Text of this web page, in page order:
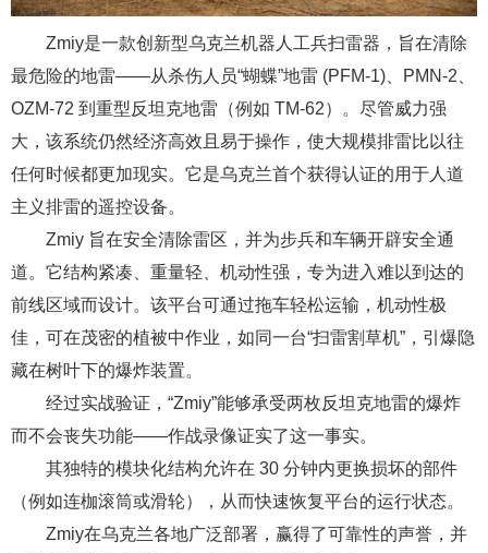
Zmiy是一款创新型乌克兰机器人工兵扫雷器，旨在清除
最危险的地雷——从杀伤人员“蝴蝶”地雷 (PFM-1)、PMN-2、
OZM-72 到重型反坦克地雷（例如 TM-62）。尽管威力强
大，该系统仍然经济高效且易于操作，使大规模排雷比以往
任何时候都更加现实。它是乌克兰首个获得认证的用于人道
主义排雷的遥控设备。
Zmiy 旨在安全清除雷区，并为步兵和车辆开辟安全通
道。它结构紧凑、重量轻、机动性强，专为进入难以到达的
前线区域而设计。该平台可通过拖车轻松运输，机动性极
佳，可在茂密的植被中作业，如同一台“扫雷割草机”，引爆隐
藏在树叶下的爆炸装置。
经过实战验证，“Zmiy”能够承受两枚反坦克地雷的爆炸
而不会丧失功能——作战录像证实了这一事实。
其独特的模块化结构允许在 30 分钟内更换损坏的部件
（例如连枷滚筒或滑轮），从而快速恢复平台的运行状态。
Zmiy在乌克兰各地广泛部署，赢得了可靠性的声誉，并